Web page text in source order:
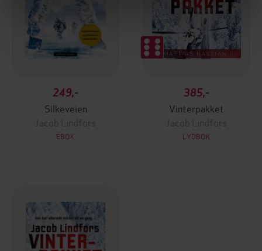
249,-
Silkeveien
Jacob Lindfors
EBOK
385,-
Vinterpakket
Jacob Lindfors
LYDBOK